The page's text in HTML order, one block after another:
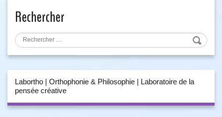
Rechercher
Labortho | Orthophonie & Philosophie | Laboratoire de la
pensée créative